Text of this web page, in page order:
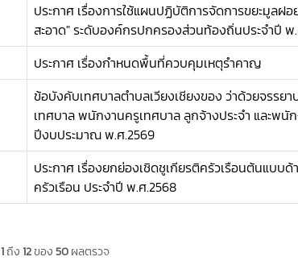
ประกาศ เรื่องการใช้แผนปฏิบัติการจัดการขยะมูลฝ
สะอาด" ระดับองค์กรปกครองส่วนท้องถิ่นประจำปี พ
ประกาศ เรื่องกำหนดพื้นที่ควบคุมเหตุรำคาญ
ข้อบังคับเทศบาลตำบลเวียงเชียงของ ว่าด้วยจรร
เทศบาล พนักงานครูเทศบาล ลูกจ้างประจำ และพนัก
ปีงบประมาณ พ.ศ.2569
ประกาศ เรื่องยกย่องเชิดชูเกียรติครัวเรือนต้นแบบด้
ครัวเรือน ประจำปี พ.ศ.2568
1ถึง12ของ50ผลตรวจ